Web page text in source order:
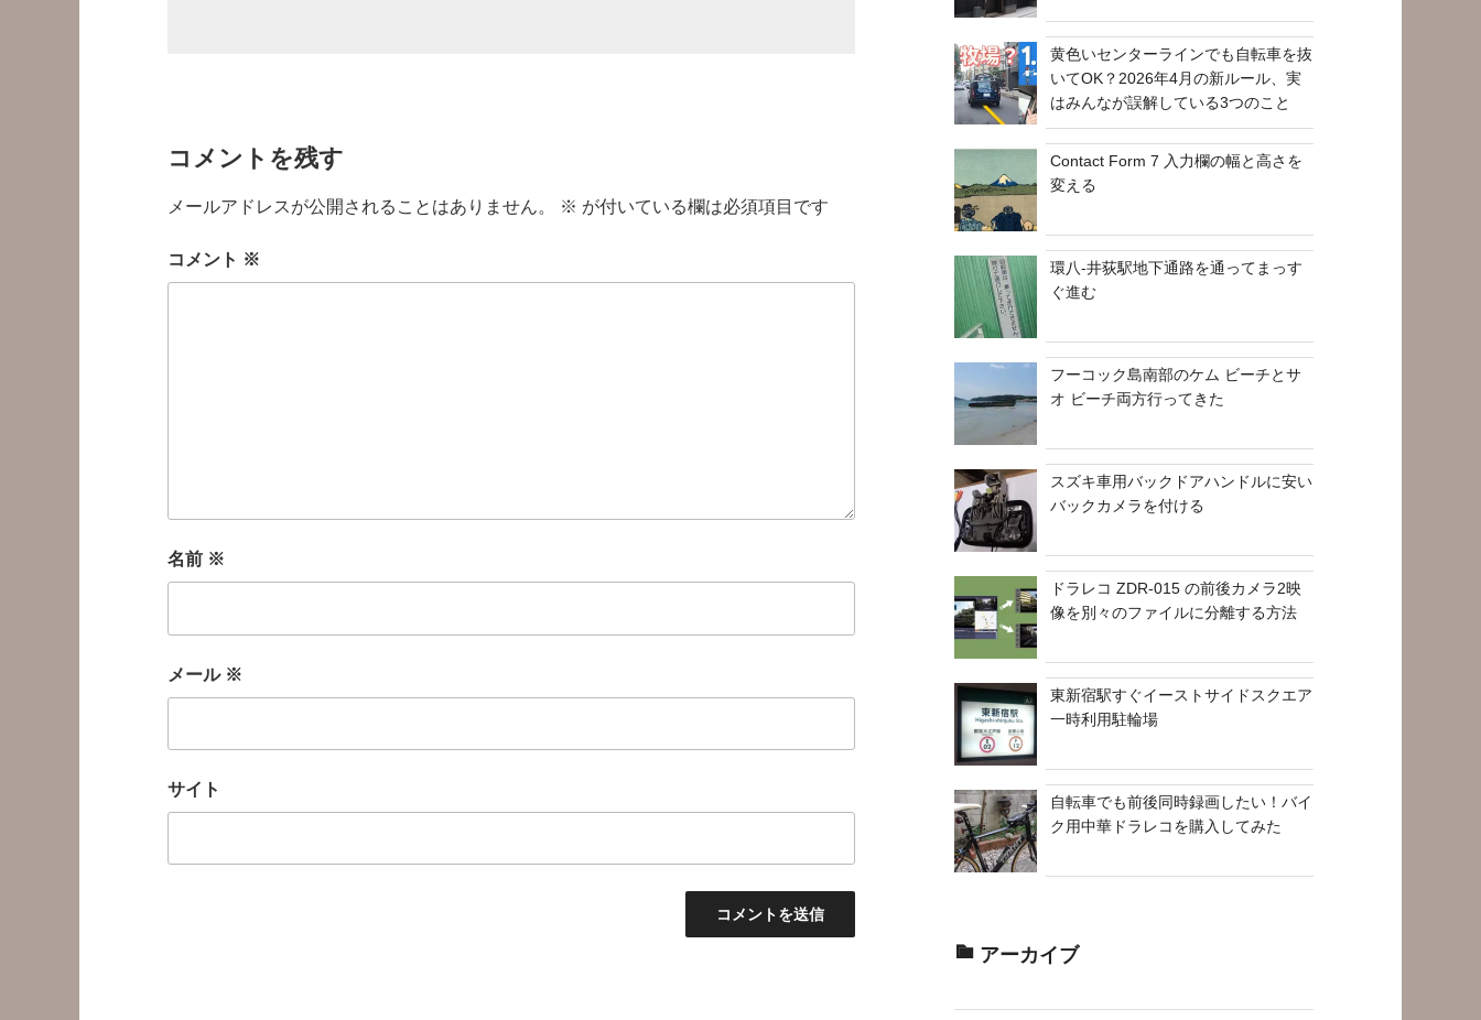
コメントを残す
メールアドレスが公開されることはありません。 ※ が付いている欄は必須項目です
コメント ※
名前 ※
メール ※
サイト
黄色いセンターラインでも自転車を抜
いてOK？2026年4月の新ルール、実
はみんなが誤解している3つのこと
Contact Form 7 入力欄の幅と高さを
変える
環八-井荻駅地下通路を通ってまっす
ぐ進む
フーコック島南部のケム ビーチとサ
オ ビーチ両方行ってきた
スズキ車用バックドアハンドルに安い
バックカメラを付ける
ドラレコ ZDR-015 の前後カメラ2映
像を別々のファイルに分離する方法
東新宿駅すぐイーストサイドスクエア
一時利用駐輪場
自転車でも前後同時録画したい！バイ
ク用中華ドラレコを購入してみた
アーカイブ